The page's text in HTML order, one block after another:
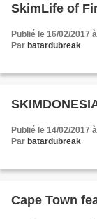
SkimLife of
Publié le 16/02/2017
Par batardubreak
Publié le 14/02/2017
Par batardubreak
Cape Town